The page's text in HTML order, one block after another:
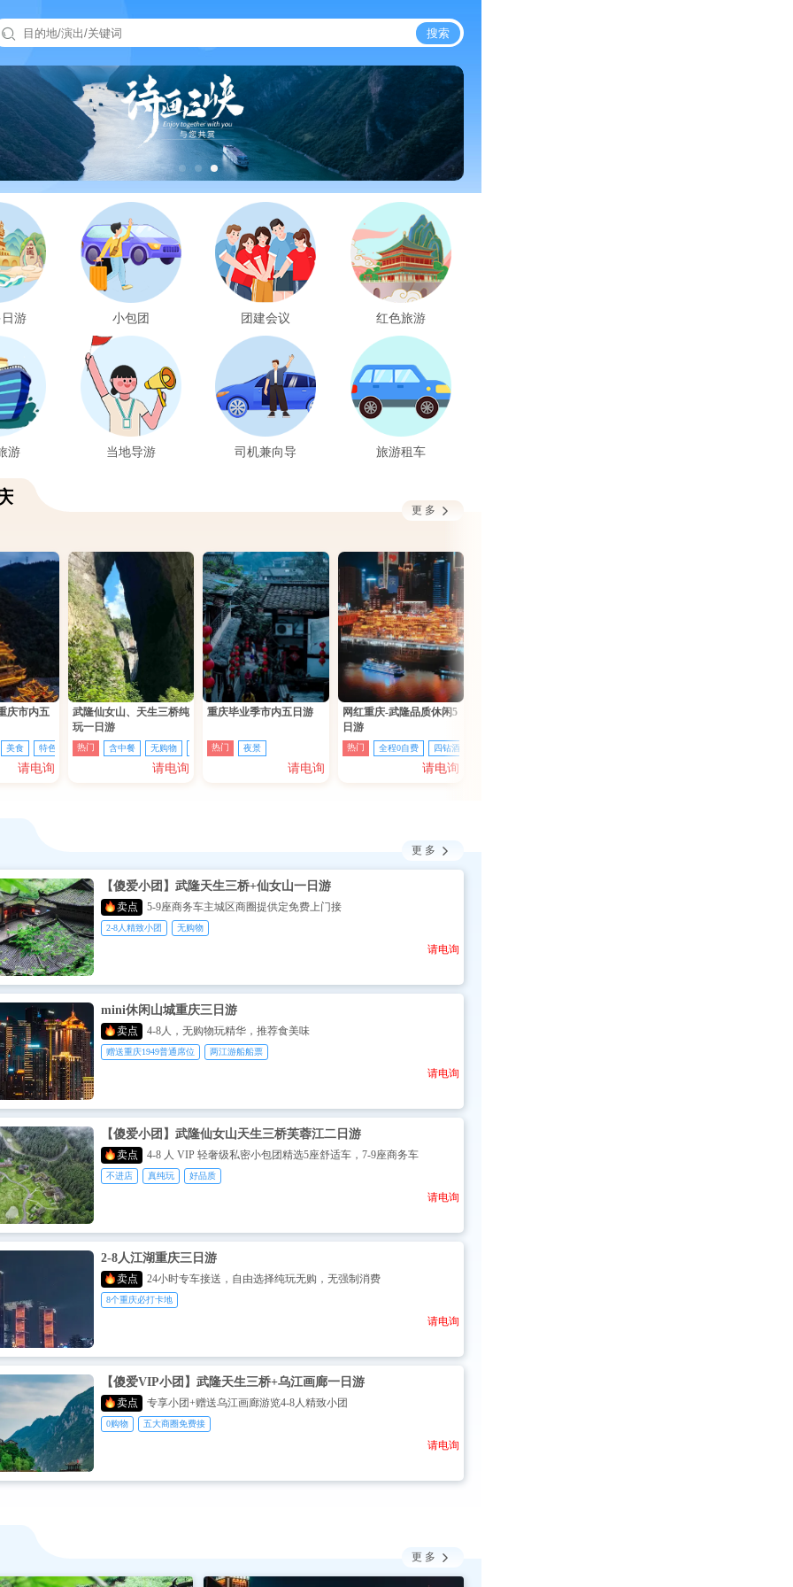
 搜索
游 小包团 团建会议 红色旅游
游 当地导游 司机兼向导 旅游租车
更多 
庆市内五
美食 特色餐
请电询
武隆仙女山、天生三桥纯
玩一日游
热门 含中餐 无购物 无强消 无痕接驳
请电询
重庆毕业季市内五日游
热门 夜景
请电询
网红重庆-武隆品质休闲5
日游
热门 全程0自费 四钻酒店
请电询
更多 
【傻爱小团】武隆天生三桥+仙女山一日游
卖点 5-9座商务车主城区商圈提供定免费上门接
2-8人精致小团 无购物
请电询
mini休闲山城重庆三日游
卖点 4-8人，无购物玩精华，推荐食美味
赠送重庆1949普通席位 两江游船船票
请电询
【傻爱小团】武隆仙女山天生三桥芙蓉江二日游
卖点 4-8 人 VIP 轻奢级私密小包团精选5座舒适车，7-9座商务车
不进店 真纯玩 好品质
请电询
2-8人江湖重庆三日游
卖点 24小时专车接送，自由选择纯玩无购，无强制消费
8个重庆必打卡地
请电询
【傻爱VIP小团】武隆天生三桥+乌江画廊一日游
卖点 专享小团+赠送乌江画廊游览4-8人精致小团
0购物 五大商圈免费接
请电询
更多 